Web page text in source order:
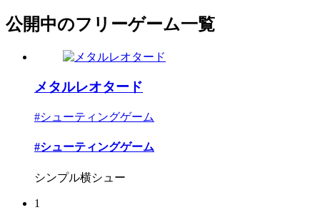
公開中のフリーゲーム一覧
メタルレオタード
#シューティングゲーム
#シューティングゲーム
シンプル横シュー
1